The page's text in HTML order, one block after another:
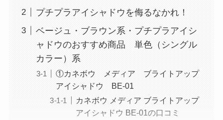
プチプラアイシャドウを侮るなかれ！
ベージュ・ブラウン系・プチプラアイシ
ャドウのおすすめ商品 単色（シングル
カラー）系
①カネボウ メディア ブライトアップ
アイシャドウ BE-01
カネボウ メディア ブライトアップ
アイシャドウ BE-01の口コミ